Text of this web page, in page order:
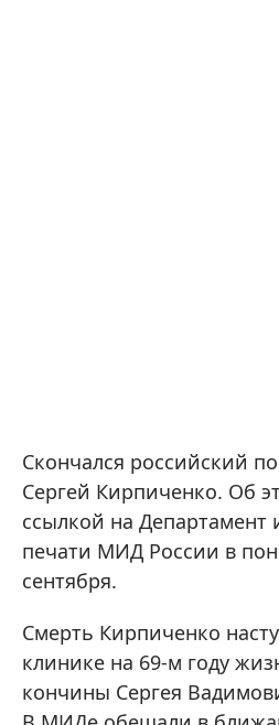
Скончался российский
Сергей Кирпиченко. Об
ссылкой на
печати МИД России в
сентября.
Смерть Кирпиченко
клинике на 69-м году
кончины Сергея